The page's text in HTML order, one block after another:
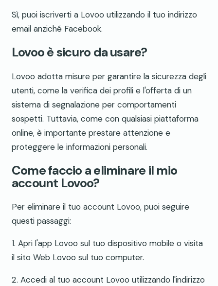
Sì, puoi iscriverti a Lovoo utilizzando il tuo indirizzo
email anziché Facebook.
Lovoo è sicuro da usare?
Lovoo adotta misure per garantire la sicurezza degli
utenti, come la verifica dei profili e l'offerta di un
sistema di segnalazione per comportamenti
sospetti. Tuttavia, come con qualsiasi piattaforma
online, è importante prestare attenzione e
proteggere le informazioni personali.
Come faccio a eliminare il mio
account Lovoo?
Per eliminare il tuo account Lovoo, puoi seguire
questi passaggi:
1. Apri l'app Lovoo sul tuo dispositivo mobile o visita
il sito Web Lovoo sul tuo computer.
2. Accedi al tuo account Lovoo utilizzando l'indirizzo